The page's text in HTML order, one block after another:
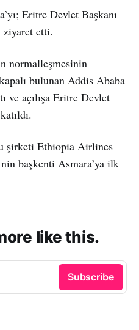
Eritre Devlet Başkanı
ziyaret etti.
normalleşmesinin
bulunan Addis Ababa
ve açılışa Eritre Devlet
şirketi Ethiopia Airlines
başkenti Asmara’ya ilk
like this.
Subscribe